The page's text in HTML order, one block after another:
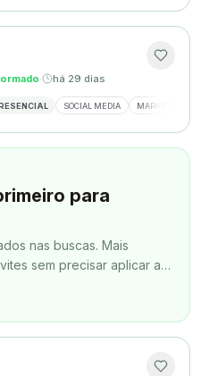
· há 29 dias
SOCIAL MEDIA MARKETING
para
nas buscas. Mais
sem precisar aplicar a